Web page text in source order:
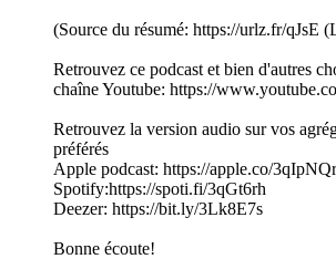
(Source du résumé: https://urlz.fr/qJsE
Retrouvez ce podcast et bien d'autres
chaîne Youtube: https://
Retrouvez la version audio sur vos
préférés
Apple podcast: https://apple.co/3qIpNQr
Spotify:https://spoti.fi/3qGt6rh
Deezer: https://bit.ly/3Lk8E7s
Bonne écoute!